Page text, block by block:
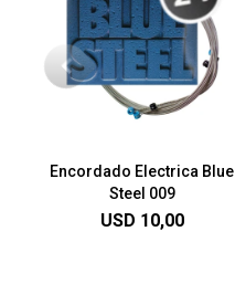
Encordado Electrica Blue
Steel 009
USD 10,00